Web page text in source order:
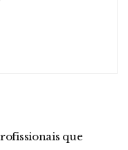
que